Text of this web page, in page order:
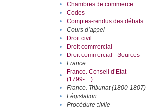
•
Chambres de commerce
•
Codes
•
Comptes-rendus des débats
•
Cours d’appel
•
Droit civil
•
Droit commercial
•
Droit commercial - Sources
•
France
•
France. Conseil d’Etat
(1799-....)
• France. Tribunat (1800-1807)
•
Législation
•
Procédure civile